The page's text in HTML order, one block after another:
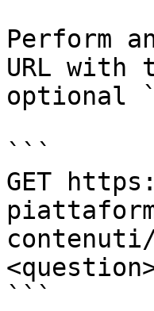
Perform
URL with
optional
```
GET
contenuti/
```